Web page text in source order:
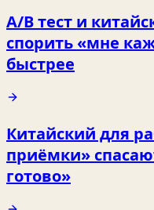
A/B тест и
спорить «мне
быстрее
Китайский для
приёмки»
готово»